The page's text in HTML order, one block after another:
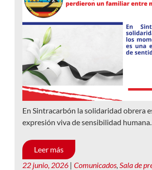
En Sintracarbón la solidaridad obrera
expresión viva de sensibilidad humana.
Leer más
22 junio, 2026 | Comunicados, Sala de